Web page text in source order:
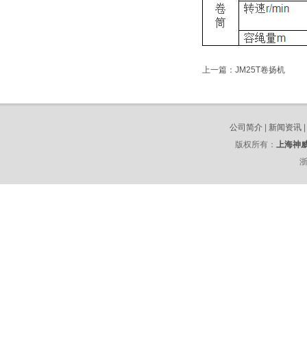
上一篇： JM25T卷扬机
公司简介| 新闻资讯|
版权所有： 上海神